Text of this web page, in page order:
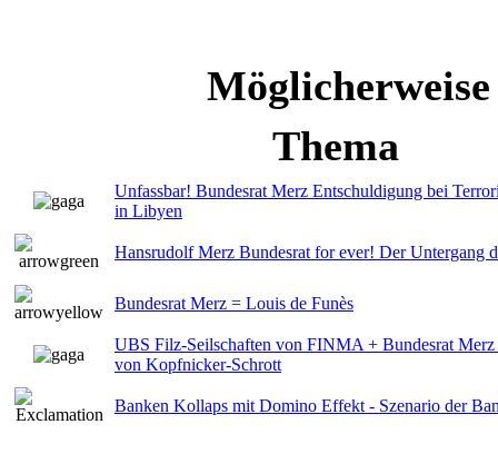
Thema
Unfassbar! Bundesrat Merz Entschuldigung bei
in Libyen
Hansrudolf Merz Bundesrat for ever! Der Untergang
Bundesrat Merz = Louis de Funès
UBS Filz-Seilschaften von FINMA + Bundesrat
von Kopfnicker-Schrott
Banken Kollaps mit Domino Effekt - Szenario der